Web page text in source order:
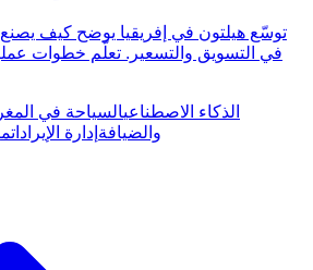
توسّع هيلتون في إفريقيا يوضح كيف يصنع
في التسويق والتسعير. تعلّم خطوات
الذكاء الاصطناعيالسياحة في
والضيافة إدارة الإيرادات